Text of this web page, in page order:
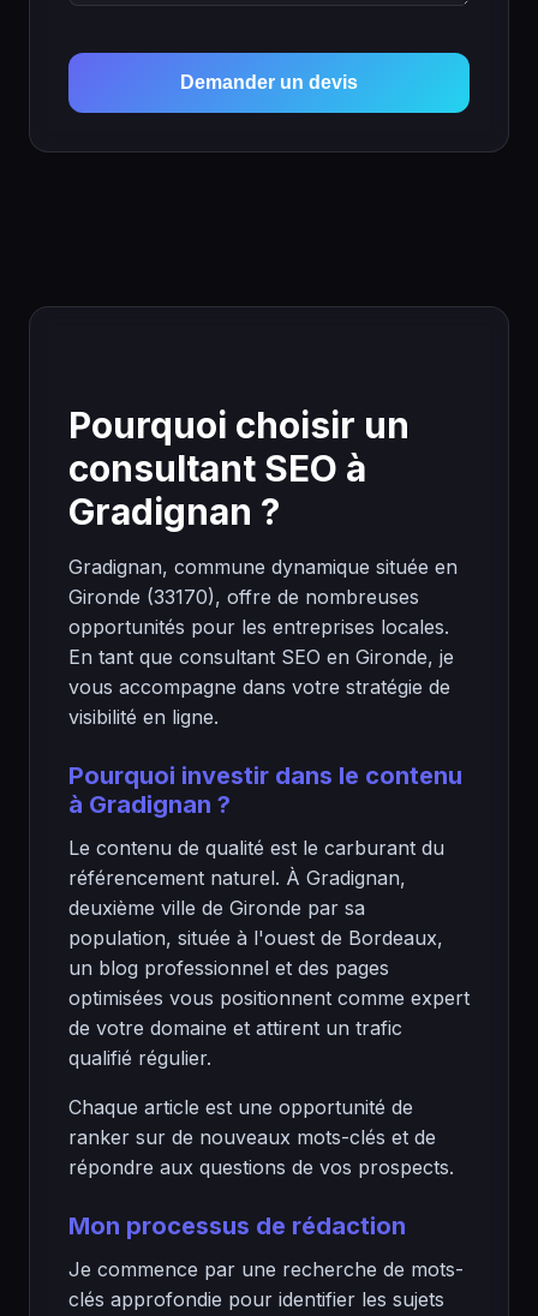
Demander un devis
Pourquoi choisir un
consultant SEO à
Gradignan ?
Gradignan, commune dynamique située en
Gironde (33170), offre de nombreuses
opportunités pour les entreprises locales.
En tant que consultant SEO en Gironde, je
vous accompagne dans votre stratégie de
visibilité en ligne.
Pourquoi investir dans le contenu
à Gradignan ?
Le contenu de qualité est le carburant du
référencement naturel. À Gradignan,
deuxième ville de Gironde par sa
population, située à l'ouest de Bordeaux,
un blog professionnel et des pages
optimisées vous positionnent comme expert
de votre domaine et attirent un trafic
qualifié régulier.
Chaque article est une opportunité de
ranker sur de nouveaux mots-clés et de
répondre aux questions de vos prospects.
Mon processus de rédaction
Je commence par une recherche de mots-
clés approfondie pour identifier les sujets